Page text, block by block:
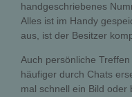
handgeschriebenes
Alles ist im Handy
aus, ist der Besitzer
Auch persönliche
häufiger durch Chats
mal schnell ein Bild oder